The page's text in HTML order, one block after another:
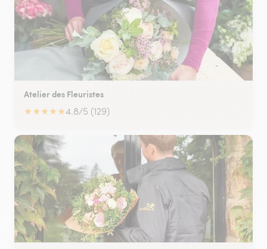
Atelier des Fleuristes
★★★★★4.8/5 (129)